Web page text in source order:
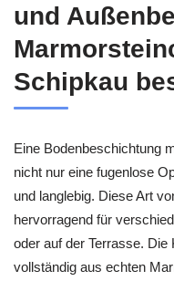
und
Schipkau
Eine Bodenbeschichtung
nicht nur eine fugenlose
und langlebig. Diese Art
hervorragend für
oder auf der Terrasse.
vollständig aus echten